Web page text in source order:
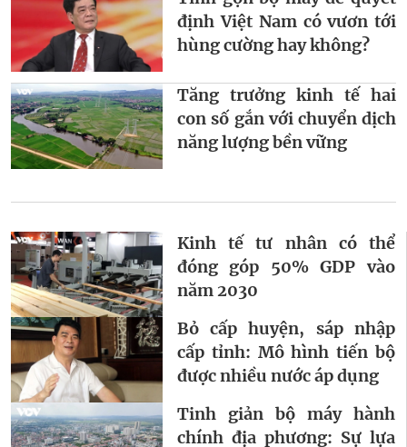
định Việt Nam có vươn tới
hùng cường hay không?
Tăng trưởng kinh tế hai
con số gắn với chuyển dịch
năng lượng bền vững
Kinh tế tư nhân có thể
đóng góp 50% GDP vào
năm 2030
Bỏ cấp huyện, sáp nhập
cấp tỉnh: Mô hình tiến bộ
được nhiều nước áp dụng
Tinh giản bộ máy hành
chính địa phương: Sự lựa